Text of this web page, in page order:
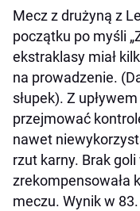
Mecz z drużyną z
początku po myśli
ekstraklasy miał
na prowadzenie.
słupek). Z
przejmować
nawet
rzut karny. Brak
zrekompensowała
meczu. Wynik w